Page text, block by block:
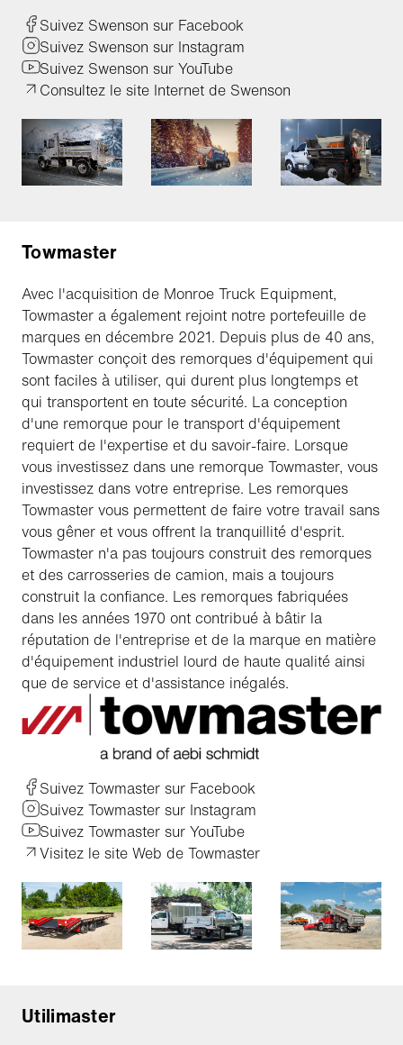
Suivez Swenson sur Facebook
Suivez Swenson sur Instagram
Suivez Swenson sur YouTube
Consultez le site Internet de Swenson
Towmaster
Avec l'acquisition de Monroe Truck Equipment,
Towmaster a également rejoint notre portefeuille de
marques en décembre 2021. Depuis plus de 40 ans,
Towmaster conçoit des remorques d'équipement qui
sont faciles à utiliser, qui durent plus longtemps et
qui transportent en toute sécurité. La conception
d'une remorque pour le transport d'équipement
requiert de l'expertise et du savoir-faire. Lorsque
vous investissez dans une remorque Towmaster, vous
investissez dans votre entreprise. Les remorques
Towmaster vous permettent de faire votre travail sans
vous gêner et vous offrent la tranquillité d'esprit.
Towmaster n'a pas toujours construit des remorques
et des carrosseries de camion, mais a toujours
construit la confiance. Les remorques fabriquées
dans les années 1970 ont contribué à bâtir la
réputation de l'entreprise et de la marque en matière
d'équipement industriel lourd de haute qualité ainsi
que de service et d'assistance inégalés.
Suivez Towmaster sur Facebook
Suivez Towmaster sur Instagram
Suivez Towmaster sur YouTube
Visitez le site Web de Towmaster
Utilimaster